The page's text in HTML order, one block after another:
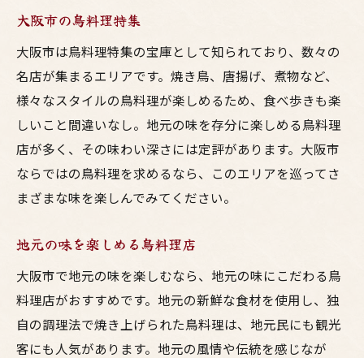
大阪市の鳥料理特集
大阪市は鳥料理特集の宝庫として知られており、数々の
名店が集まるエリアです。焼き鳥、唐揚げ、煮物など、
様々なスタイルの鳥料理が楽しめるため、食べ歩きも楽
しいこと間違いなし。地元の味を存分に楽しめる鳥料理
店が多く、その味わい深さには定評があります。大阪市
ならではの鳥料理を求めるなら、このエリアを巡ってさ
まざまな味を楽しんでみてください。
地元の味を楽しめる鳥料理店
大阪市で地元の味を楽しむなら、地元の味にこだわる鳥
料理店がおすすめです。地元の新鮮な食材を使用し、独
自の調理法で焼き上げられた鳥料理は、地元民にも観光
客にも人気があります。地元の風情や伝統を感じなが